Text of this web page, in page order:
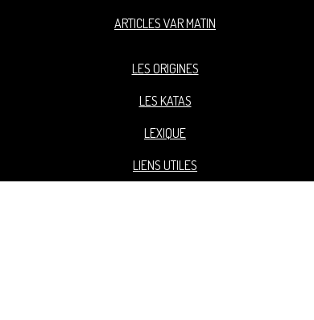
ARTICLES VAR MATIN
LES ORIGINES
LES KATAS
LEXIQUE
LIENS UTILES